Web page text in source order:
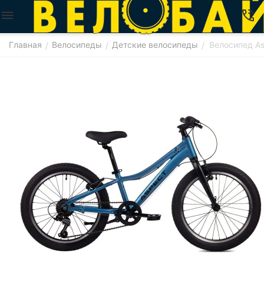
Главная / Велосипеды / Детские велосипеды / Велосипед